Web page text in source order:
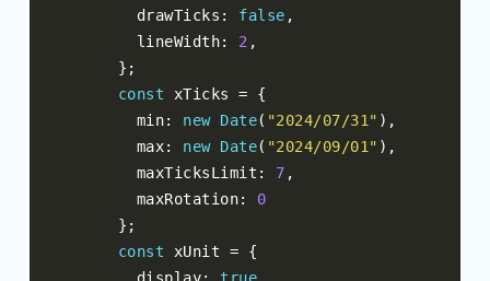
        drawTicks
: false ,
        lineWidth
: 2 ,
};
const xTicks =
{
        min
: new Date( "2024/07/31" ),
        max
: new Date( "2024/09/01" ),
        maxTicksLimit
: 7 ,
        maxRotation
:
0
};
const xUnit =
{